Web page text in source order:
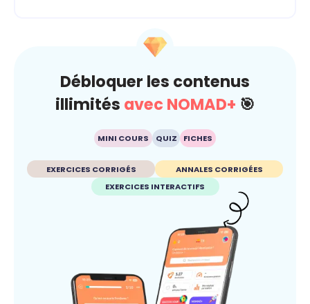
Débloquer les contenus
illimités avec NOMAD+ 🎯
MINI COURS QUIZ FICHES
EXERCICES CORRIGÉS
ANNALES CORRIGÉES
EXERCICES INTERACTIFS